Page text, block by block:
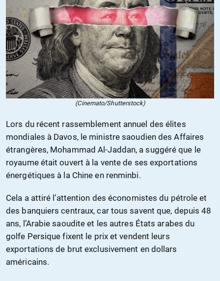
(Cinemato/Shutterstock)
Lors du récent rassemblement annuel des élites
mondiales à Davos, le ministre saoudien des Affaires
étrangères, Mohammad Al-Jaddan, a suggéré que le
royaume était ouvert à la vente de ses exportations
énergétiques à la Chine en renminbi.
Cela a attiré l’attention des économistes du pétrole et
des banquiers centraux, car tous savent que, depuis 48
ans, l’Arabie saoudite et les autres États arabes du
golfe Persique fixent le prix et vendent leurs
exportations de brut exclusivement en dollars
américains.